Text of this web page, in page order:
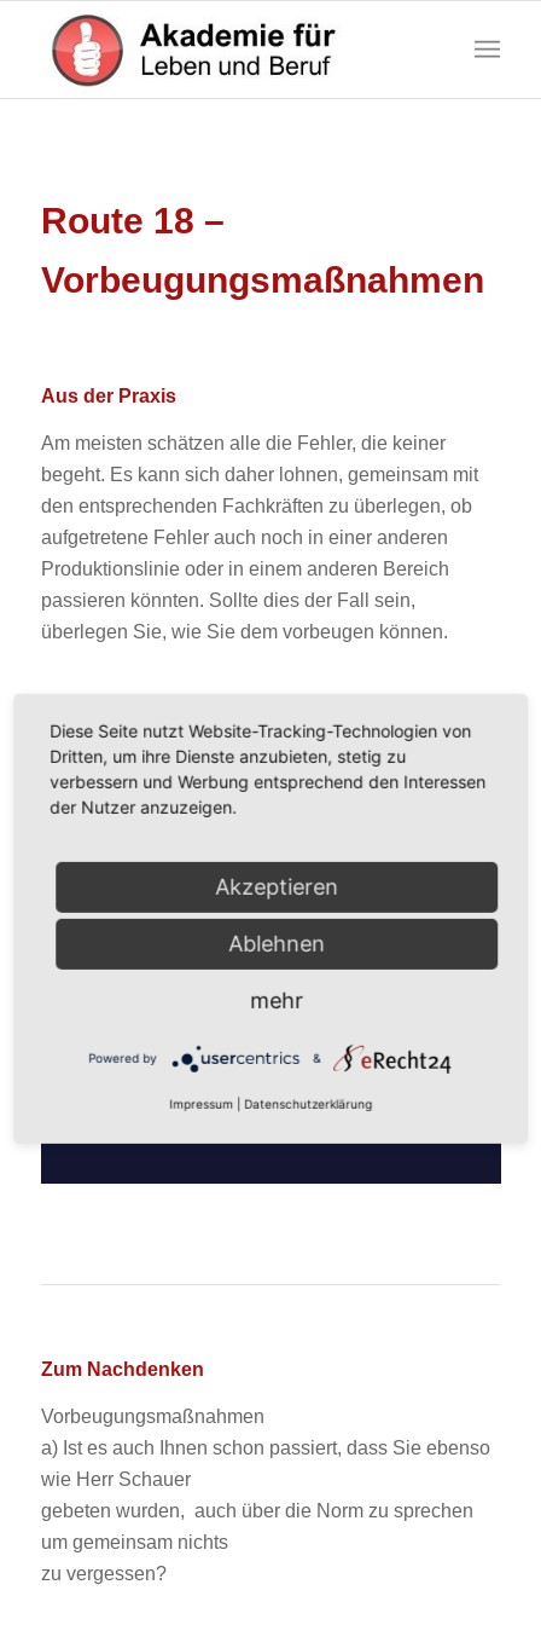
Route 18 –
Vorbeugungsmaßnahmen
Aus der Praxis
Am meisten schätzen alle die Fehler, die keiner
begeht. Es kann sich daher lohnen, gemeinsam mit
den entsprechenden Fachkräften zu überlegen, ob
aufgetretene Fehler auch noch in einer anderen
Produktionslinie oder in einem anderen Bereich
passieren könnten. Sollte dies der Fall sein,
überlegen Sie, wie Sie dem vorbeugen können.
Zum Nachdenken
Vorbeugungsmaßnahmen
a) Ist es auch Ihnen schon passiert, dass Sie ebenso
wie Herr Schauer
gebeten wurden, auch über die Norm zu sprechen
um gemeinsam nichts
zu vergessen?
Diese Seite nutzt Website-Tracking-Technologien von
Dritten, um ihre Dienste anzubieten, stetig zu
verbessern und Werbung entsprechend den Interessen
der Nutzer anzuzeigen.
Akzeptieren
Ablehnen
mehr
Powered by &
Impressum Datenschutzerklärung